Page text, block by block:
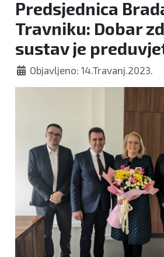
Predsjednica
Travniku: Dobar
sustav je
Objavljeno: 14.Travanj.2023.